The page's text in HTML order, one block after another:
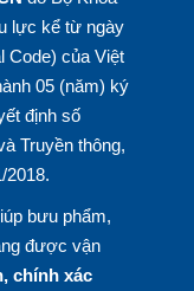
lực kể từ ngày
Code) của Việt
05 (năm) ký
định số
Truyền thông,
2018.
bưu phẩm,
được vận
chính xác